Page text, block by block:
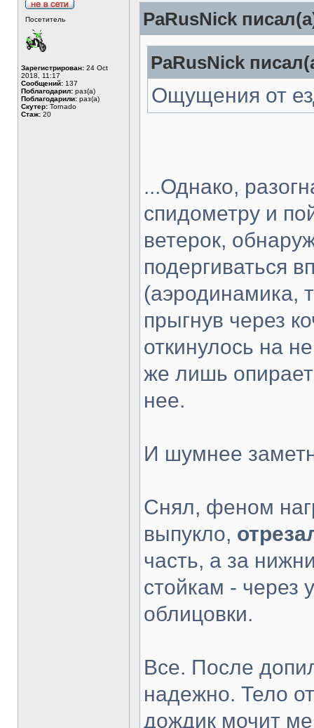
Посетитель
Зарегистрирован: 24 Oct
2018, 11:17
Сообщений: 137
Поблагодарил: раз(а)
Поблагодарили: раз(а)
Скутер: Tornado
Стаж: 20
PaRusNick
PaRusNick
Ощущения от
...Однако,
спидометру и
ветерок,
подергиваться
(аэродинамика,
прыгнув через
откинулось на
же лишь
нее.
И шумнее
Снял, феном
выпукло,
часть, а за
стойкам - через
облицовки.
Все. После
надежно. Тело
дождик мочит